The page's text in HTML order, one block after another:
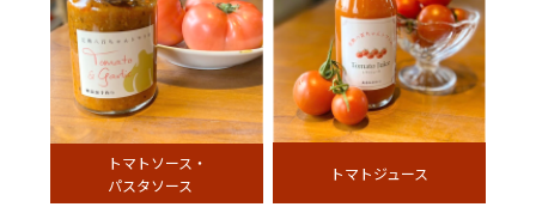
トマトソース・
パスタソース
トマトジュース